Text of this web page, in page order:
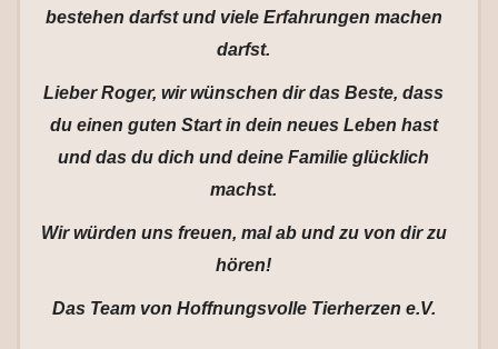
bestehen darfst und viele Erfahrungen machen
darfst.
Lieber Roger, wir wünschen dir das Beste, dass
du einen guten Start in dein neues Leben hast
und das du dich und deine Familie glücklich
machst.
Wir würden uns freuen, mal ab und zu von dir zu
hören!
Das Team von Hoffnungsvolle Tierherzen e.V.